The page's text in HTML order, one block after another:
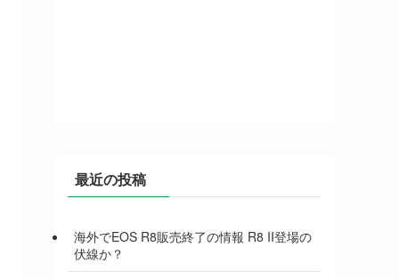
最近の投稿
海外でEOS R8販売終了の情報 R8 II登場の
伏線か？